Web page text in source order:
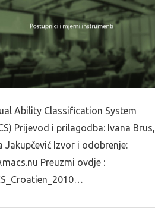
Ability Classification System
Prijevod i prilagodba: Ivana Brus,
Jakupčević Izvor i odobrenje:
Preuzmi ovdje :